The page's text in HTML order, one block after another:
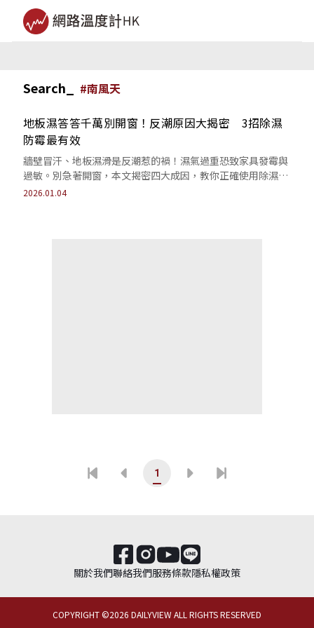
Search_ #南風天
地板濕答答千萬別開窗！反潮原因大揭密 3招除濕
防霉最有效
牆壁冒汗、地板濕滑是反潮惹的禍！濕氣過重恐致家具發霉與
過敏。別急著開窗，本文揭密四大成因，教你正確使用除濕機
搭配暖氣，有效擊退濕氣，找回居家乾爽。
2026.01.04
1
關於我們聯絡我們服務條款隱私權政策
COPYRIGHT ©2026 DAILYVIEW ALL RIGHTS RESERVED